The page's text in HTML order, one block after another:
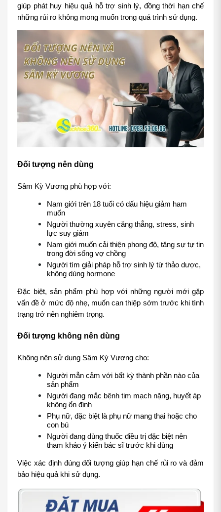
giúp phát huy hiệu quả hỗ trợ sinh lý, đồng thời hạn chế
những rủi ro không mong muốn trong quá trình sử dụng.
Đối tượng nên dùng
Sâm Kỳ Vương phù hợp với:
Nam giới trên 18 tuổi có dấu hiệu giảm ham
muốn
Người thường xuyên căng thẳng, stress, sinh
lực suy giảm
Nam giới muốn cải thiện phong độ, tăng sự tự tin
trong đời sống vợ chồng
Người tìm giải pháp hỗ trợ sinh lý từ thảo dược,
không dùng hormone
Đặc biệt, sản phẩm phù hợp với những người mới gặp
vấn đề ở mức độ nhẹ, muốn can thiệp sớm trước khi tình
trạng trở nên nghiêm trọng.
Đối tượng không nên dùng
Không nên sử dụng Sâm Kỳ Vương cho:
Người mẫn cảm với bất kỳ thành phần nào của
sản phẩm
Người đang mắc bệnh tim mạch nặng, huyết áp
không ổn định
Phụ nữ, đặc biệt là phụ nữ mang thai hoặc cho
con bú
Người đang dùng thuốc điều trị đặc biệt nên
tham khảo ý kiến bác sĩ trước khi dùng
Việc xác định đúng đối tượng giúp hạn chế rủi ro và đảm
bảo hiệu quả khi sử dụng.